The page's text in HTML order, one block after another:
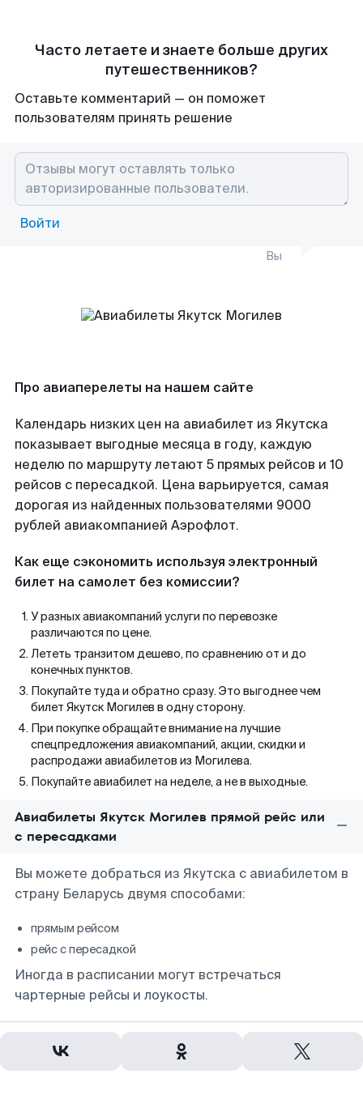
Часто летаете и знаете больше других
путешественников?
Оставьте комментарий — он поможет
пользователям принять решение
Войти
Вы
Про авиаперелеты на нашем сайте
Календарь низких цен на авиабилет из Якутска
показывает выгодные месяца в году, каждую
неделю по маршруту летают 5 прямых рейсов и 10
рейсов с пересадкой. Цена варьируется, самая
дорогая из найденных пользователями 9000
рублей авиакомпанией Аэрофлот.
Как еще сэкономить используя электронный
билет на самолет без комиссии?
У разных авиакомпаний услуги по перевозке
различаются по цене.
Лететь транзитом дешево, по сравнению от и до
конечных пунктов.
Покупайте туда и обратно сразу. Это выгоднее чем
билет Якутск Могилев в одну сторону.
При покупке обращайте внимание на лучшие
спецпредложения авиакомпаний, акции, скидки и
распродажи авиабилетов из Могилева.
Покупайте авиабилет на неделе, а не в выходные.
Авиабилеты Якутск Могилев прямой рейс или
с пересадками
Вы можете добраться из Якутска с авиабилетом в
страну Беларусь двумя способами:
прямым рейсом
рейс с пересадкой
Иногда в расписании могут встречаться
чартерные рейсы и лоукосты.